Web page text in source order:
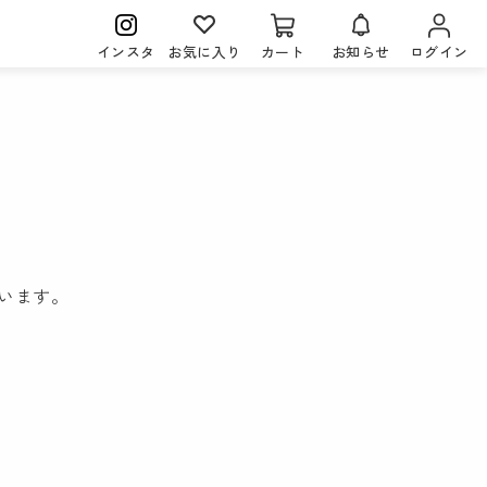
インスタ お気に入り カート お知らせ ログイン
ます。